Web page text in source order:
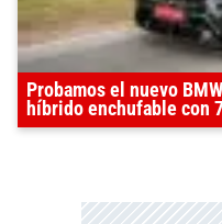
Probamos el nuevo
híbrido enchufable con